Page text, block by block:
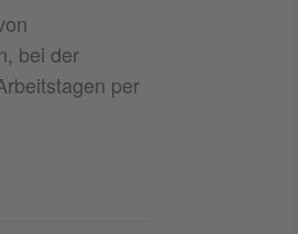
bei der
per